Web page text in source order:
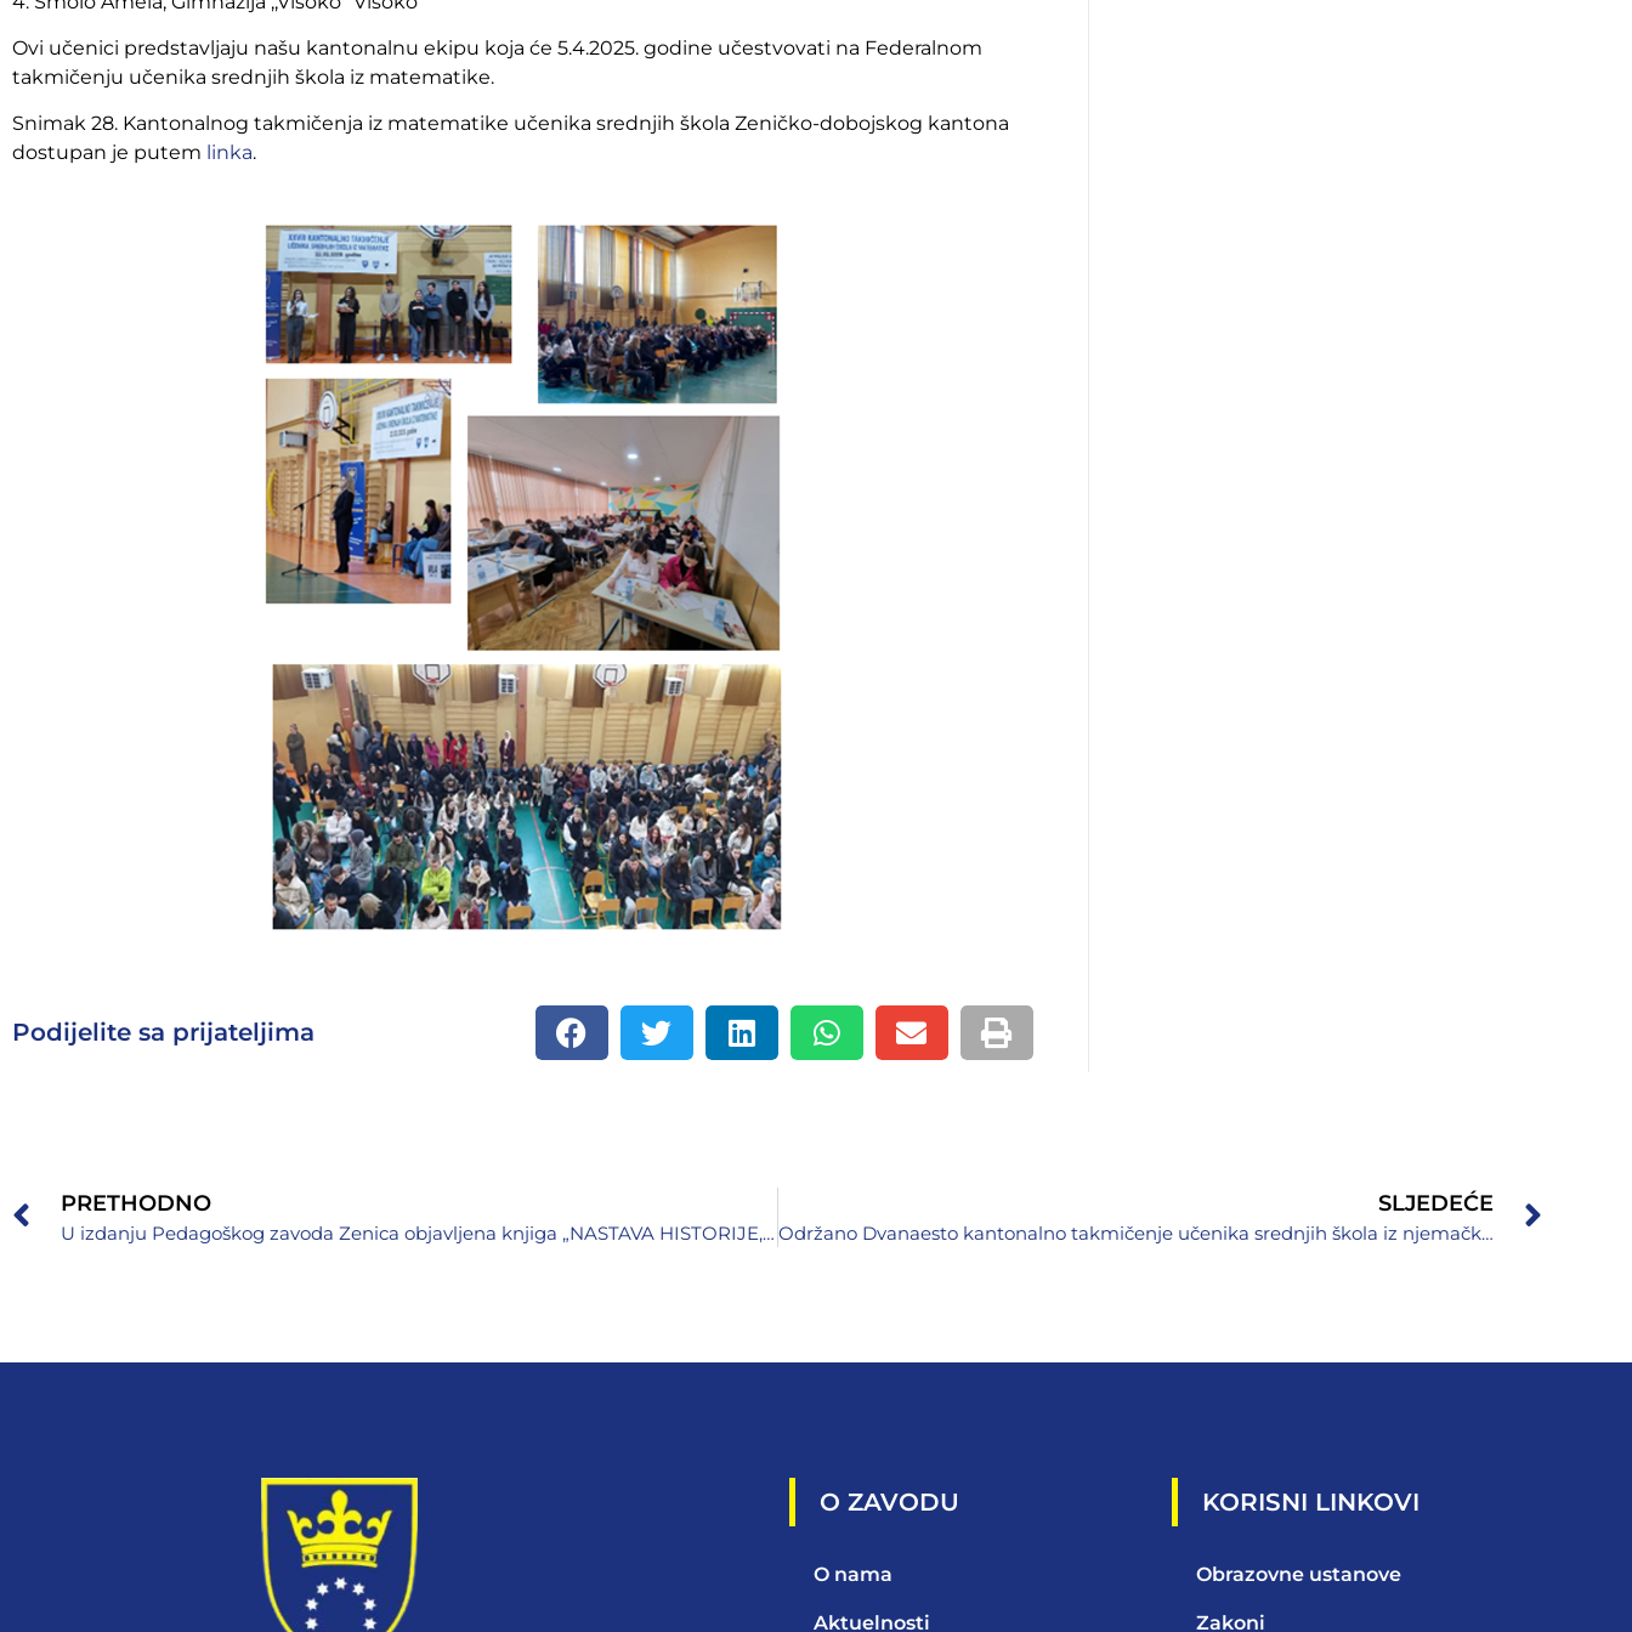
Ovi učenici predstavljaju našu kantonalnu ekipu koja će 5.4.2025. godine učestvovati na Federalnom
takmičenju učenika srednjih škola iz matematike.
Snimak 28. Kantonalnog takmičenja iz matematike učenika srednjih škola Zeničko-dobojskog kantona
dostupan je putem linka.
Podijelite sa prijateljima
PRETHODNO
U izdanju Pedagoškog zavoda Zenica objavljena knjiga „NASTAVA HISTORIJE, DIDAKTIČKO-METODIČKI PRIRUČNIK“
SLJEDEĆE
Održano Dvanaesto kantonalno takmičenje učenika srednjih škola iz njemačkog jezika
O ZAVODU
O nama
Aktuelnosti
KORISNI LINKOVI
Obrazovne ustanove
Zakoni